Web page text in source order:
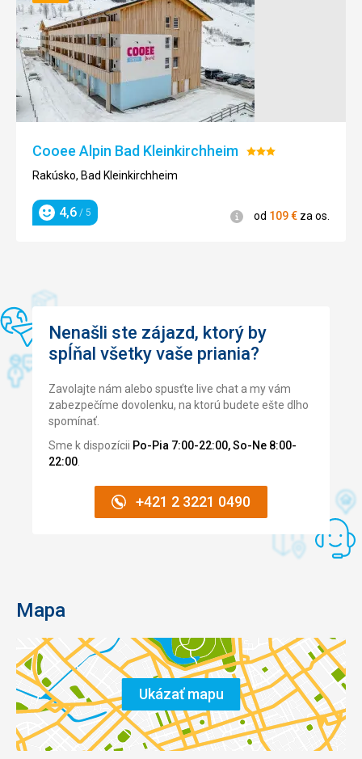
Ubytovanie
100% spokojenost
Služby
velmi příjemný a vstřícný personál, lobby, wellness,
kolárna, parkování - 100% spokojenost
Táto recenzia bola preložená automaticky pomocou
Cooee Alpin Bad Kleinkirchheim Hodnotenie:
Rakúsko, Bad Kleinkirchheim
Hodnotenie
4,6 / 5 Informácie
od 109€ za os.
Nenašli ste zájazd, ktorý by
spĺňal všetky vaše priania?
Zavolajte nám alebo spusťte live chat a my vám
zabezpečíme dovolenku, na ktorú budete ešte dlho
spomínať.
Sme k dispozícii Po-Pia 7:00-22:00, So-Ne 8:00-
22:00
+421 2 3221 0490
Mapa
Ukázať mapu